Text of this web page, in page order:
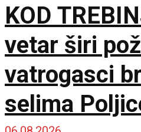
KOD
vetar širi
vatrogasci
selima